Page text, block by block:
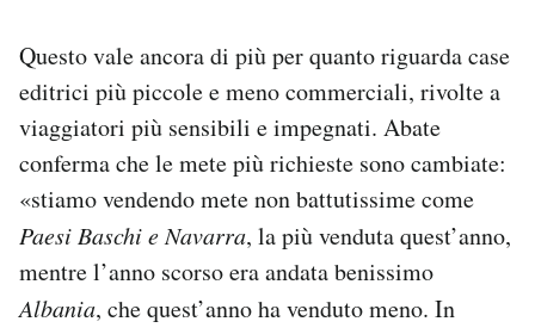
Questo vale ancora di più per quanto riguarda case
editrici più piccole e meno commerciali, rivolte a
viaggiatori più sensibili e impegnati. Abate
conferma che le mete più richieste sono cambiate:
«stiamo vendendo mete non battutissime come
Paesi Baschi e Navarra, la più venduta quest’anno,
mentre l’anno scorso era andata benissimo
Albania, che quest’anno ha venduto meno. In